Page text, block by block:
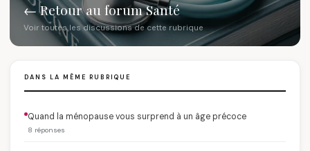
← Retour au forum Santé
Voir toutes les discussions de cette rubrique
DANS LA MÊME RUBRIQUE
Quand la ménopause vous surprend à un âge précoce
8 réponses